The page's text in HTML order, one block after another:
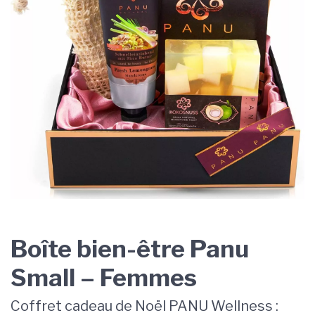
Boîte bien-être Panu
Small – Femmes
Coffret cadeau de Noël PANU Wellness :